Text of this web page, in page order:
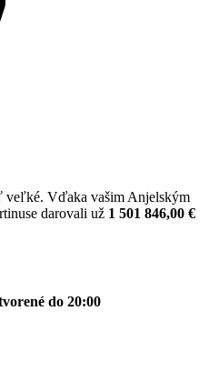
veľké. Vďaka vašim Anjelským
darovali už 1 501 846,00 €
do 20:00